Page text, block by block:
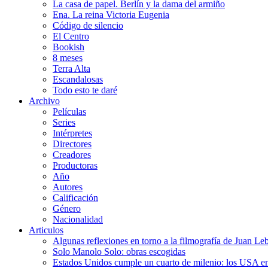
La casa de papel. Berlín y la dama del armiño
Ena. La reina Victoria Eugenia
Código de silencio
El Centro
Bookish
8 meses
Terra Alta
Escandalosas
Todo esto te daré
Archivo
Películas
Series
Intérpretes
Directores
Creadores
Productoras
Año
Autores
Calificación
Género
Nacionalidad
Articulos
Algunas reflexiones en torno a la filmografía de Juan
Solo Manolo Solo: obras escogidas
Estados Unidos cumple un cuarto de milenio: los USA